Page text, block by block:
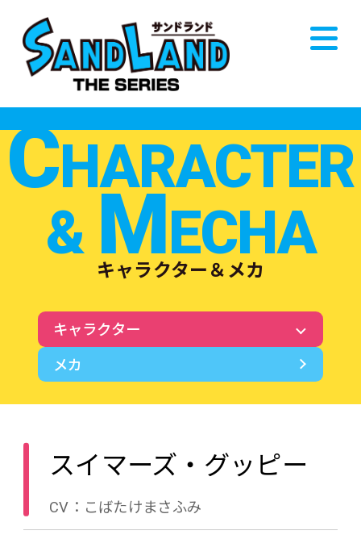
CHARACTER
& MECHA
キャラクター＆メカ
キャラクター
メカ
スイマーズ・グッピー
CV：こばたけまさふみ